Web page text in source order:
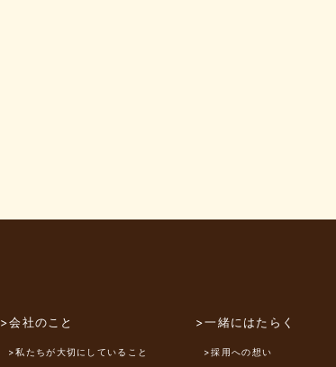
>会社のこと
>私たちが大切にしていること
>一緒にはたらく
>採用への想い